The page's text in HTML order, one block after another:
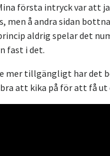
första intryck var att
men å andra sidan
aldrig spelar det
fast i det.
tillgängligt har det
att kika på för att få ut